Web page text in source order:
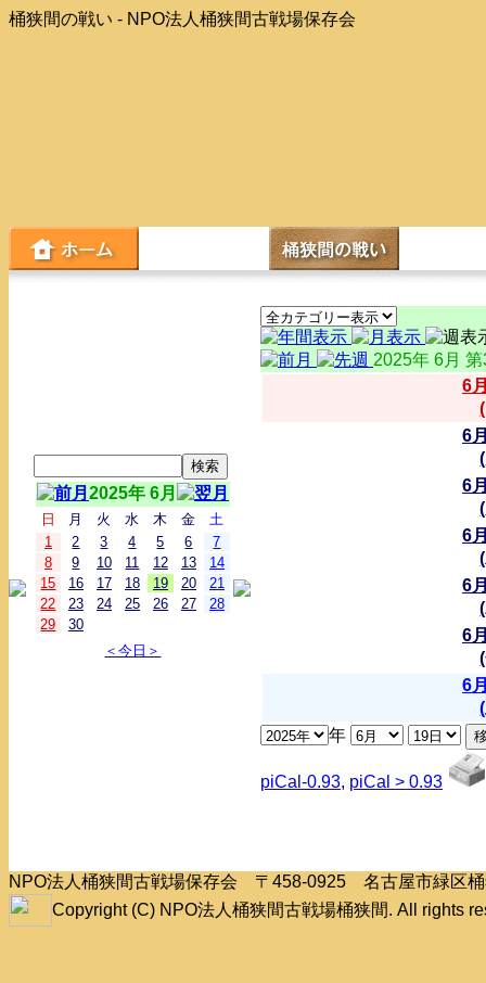
桶狭間の戦い - NPO法人桶狭間古戦場保存会
2025年 6月
日 月 火 水 木 金
土
1
2 3 4 5 6
7
8
9 10 11 12 13
14
15
16 17 18 19 20
21
22
23 24 25 26 27
28
29
30
＜今日＞
2025年 6月
6
6
6
6
6
6
6
年
piCal-0.93, piCal > 0.93
NPO法人桶狭間古戦場保存会 〒458-0925 名古屋市緑区
Copyright (C) NPO法人桶狭間古戦場桶狭間. All rights